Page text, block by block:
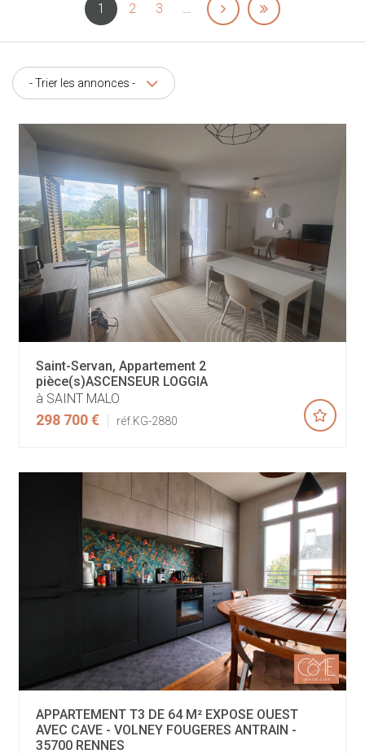
1 2 3 …
- Trier les annonces -
Saint-Servan, Appartement 2
pièce(s)ASCENSEUR LOGGIA
à SAINT MALO
298 700 € réf.KG-2880
APPARTEMENT T3 DE 64 M² EXPOSE OUEST
AVEC CAVE - VOLNEY FOUGERES ANTRAIN -
35700 RENNES